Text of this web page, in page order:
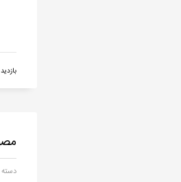
بازدید